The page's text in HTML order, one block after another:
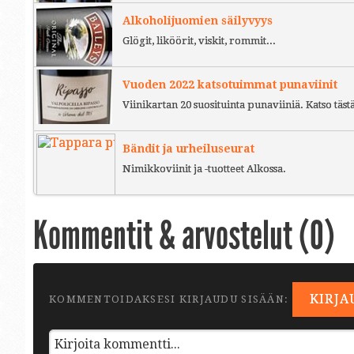
Alkoholijuomien säilyvyys
Glögit, liköörit, viskit, rommit...
Vuoden 2022 katsotuimmat punaviinit
Viinikartan 20 suosituinta punaviiniä. Katso
Bändit ja urheiluseurat
Nimikkoviinit ja -tuotteet Alkossa.
Kommentit & arvostelut (0)
KOMMENTOIDAKSESI KIRJAUDU SISÄÄN: